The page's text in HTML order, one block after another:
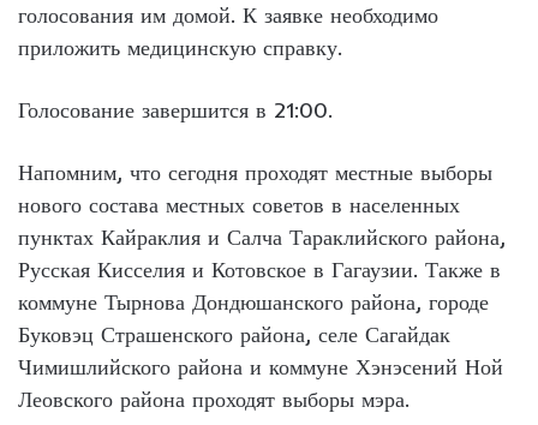
голосования им домой. К заявке необходимо
приложить медицинскую справку.
Голосование завершится в 21:00.
Напомним, что сегодня проходят местные выборы
нового состава местных советов в населенных
пунктах Кайраклия и Салча Тараклийского района,
Русская Кисселия и Котовское в Гагаузии. Также в
коммуне Тырнова Дондюшанского района, городе
Буковэц Страшенского района, селе Сагайдак
Чимишлийского района и коммуне Хэнэсений Ной
Леовского района проходят выборы мэра.